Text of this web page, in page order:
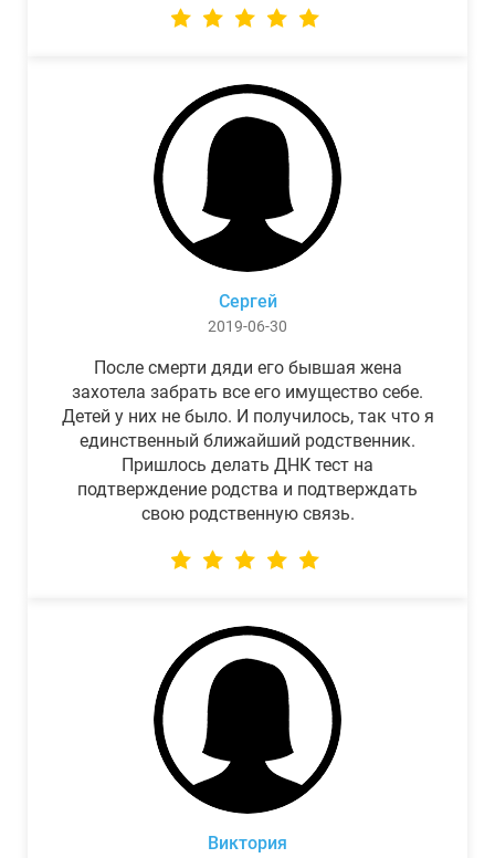
Сергей
2019-06-30
После смерти дяди его бывшая жена
захотела забрать все его имущество себе.
Детей у них не было. И получилось, так что я
единственный ближайший родственник.
Пришлось делать ДНК тест на
подтверждение родства и подтверждать
свою родственную связь.
Виктория